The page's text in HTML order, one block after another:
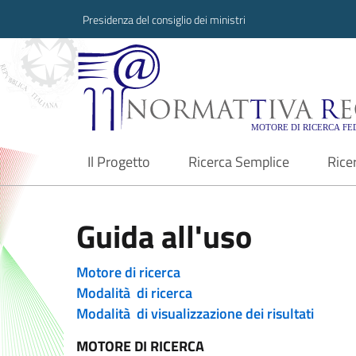
Presidenza del consiglio dei ministri
Normattiva
Il Progetto
current Ricerca Semplice
Guida all'uso
Motore di ricerca
Modalità di ricerca
Modalità di visualizzazione dei risultati
MOTORE DI RICERCA